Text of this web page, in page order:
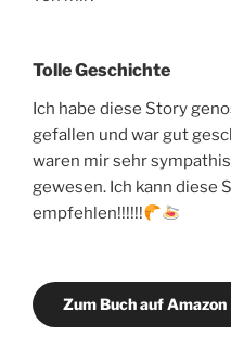
Tolle Geschichte
Ich habe diese Story
gefallen und war gut
waren mir sehr
gewesen. Ich kann diese
empfehlen!!!!!!
Zum Buch auf Amazon